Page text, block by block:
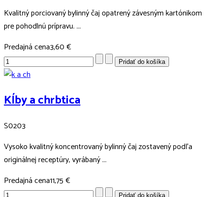
Kvalitný porciovaný bylinný čaj opatrený závesným kartónikom
pre pohodlnú prípravu. ...
Predajná cena3,60 €
Kĺby a chrbtica
S0203
Vysoko kvalitný koncentrovaný bylinný čaj zostavený podľa
originálnej receptúry, vyrábaný ...
Predajná cena11,75 €